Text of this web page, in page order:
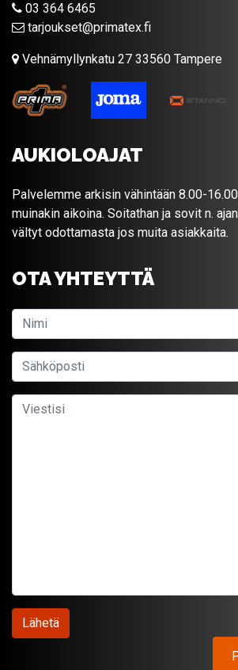
03 364 6465
tarjoukset@primatex.fi
Vehnämyllynkatu 27 33560 Tampere
AUKIOLOAJAT
Palvelemme arkisin vähintään 8.00-
muinakin aikoina. Soitathan ja sovit n.
vältyt odottamasta jos muita asiakkaita.
OTA YHTEYTTÄ